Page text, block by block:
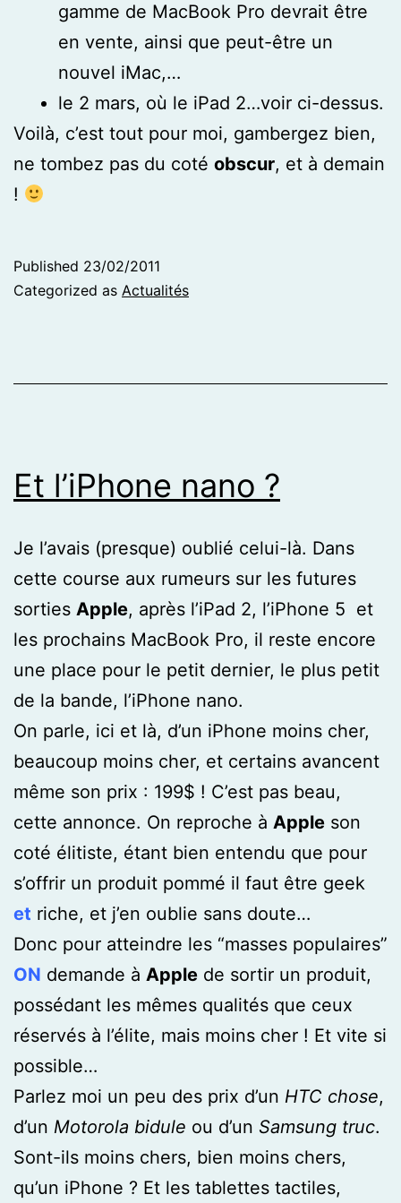
gamme de MacBook Pro devrait être
en vente, ainsi que peut-être un
nouvel iMac,…
le 2 mars, où le iPad 2…voir ci-dessus.
Voilà, c’est tout pour moi, gambergez bien,
ne tombez pas du coté obscur, et à demain
!
Published 23/02/2011
Categorized as Actualités
Et l’iPhone nano ?
Je l’avais (presque) oublié celui-là. Dans
cette course aux rumeurs sur les futures
sorties Apple, après l’iPad 2, l’iPhone 5 et
les prochains MacBook Pro, il reste encore
une place pour le petit dernier, le plus petit
de la bande, l’iPhone nano.
On parle, ici et là, d’un iPhone moins cher,
beaucoup moins cher, et certains avancent
même son prix : 199$ ! C’est pas beau,
cette annonce. On reproche à Apple son
coté élitiste, étant bien entendu que pour
s’offrir un produit pommé il faut être geek
et riche, et j’en oublie sans doute…
Donc pour atteindre les “masses populaires”
ON demande à Apple de sortir un produit,
possédant les mêmes qualités que ceux
réservés à l’élite, mais moins cher ! Et vite si
possible…
Parlez moi un peu des prix d’un HTC chose,
d’un Motorola bidule ou d’un Samsung truc.
Sont-ils moins chers, bien moins chers,
qu’un iPhone ? Et les tablettes tactiles,